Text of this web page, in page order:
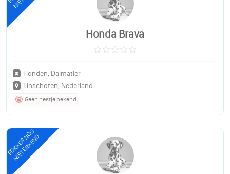
Honda Brava
Honden, Dalmatiër
Linschoten, Nederland
Geen nestje bekend
FOKKER NOG
NIET ERKEND